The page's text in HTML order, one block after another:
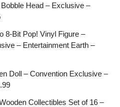
Head – Exclusive –
8-Bit Pop! Vinyl Figure –
– Entertainment Earth –
Doll – Convention Exclusive –
Collectibles Set of 16 –